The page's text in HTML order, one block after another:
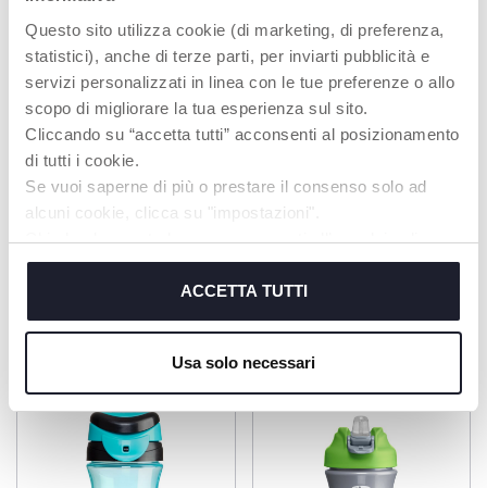
Questo sito utilizza cookie (di marketing, di preferenza,
statistici), anche di terze parti, per inviarti pubblicità e
servizi personalizzati in linea con le tue preferenze o allo
scopo di migliorare la tua esperienza sul sito.
Cliccando su “accetta tutti” acconsenti al posizionamento
di tutti i cookie.
Se vuoi saperne di più o prestare il consenso solo ad
alcuni cookie, clicca su "impostazioni".
Chiudendo questo banner acconsenti all’uso dei soli
cookie tecnici, indispensabili per fruire del servizio
ACCETTA TUTTI
Usa solo necessari
doppelwandige
Becher hält Getränke
länger kühl – ganz
ohne Kondenswasser.
MEHR ERFAHREN
PRODUKTE, DIE SIE INTERESSIEREN